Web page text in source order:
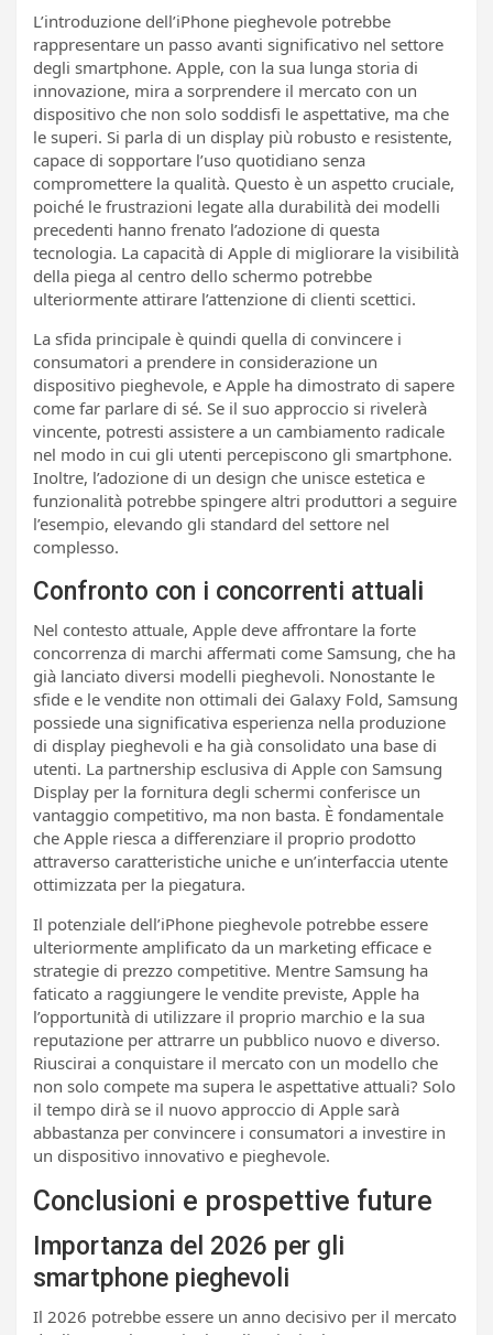
L’introduzione dell’iPhone pieghevole potrebbe
rappresentare un passo avanti significativo nel settore
degli smartphone. Apple, con la sua lunga storia di
innovazione, mira a sorprendere il mercato con un
dispositivo che non solo soddisfi le aspettative, ma che
le superi. Si parla di un display più robusto e resistente,
capace di sopportare l’uso quotidiano senza
compromettere la qualità. Questo è un aspetto cruciale,
poiché le frustrazioni legate alla durabilità dei modelli
precedenti hanno frenato l’adozione di questa
tecnologia. La capacità di Apple di migliorare la visibilità
della piega al centro dello schermo potrebbe
ulteriormente attirare l’attenzione di clienti scettici.
La sfida principale è quindi quella di convincere i
consumatori a prendere in considerazione un
dispositivo pieghevole, e Apple ha dimostrato di sapere
come far parlare di sé. Se il suo approccio si rivelerà
vincente, potresti assistere a un cambiamento radicale
nel modo in cui gli utenti percepiscono gli smartphone.
Inoltre, l’adozione di un design che unisce estetica e
funzionalità potrebbe spingere altri produttori a seguire
l’esempio, elevando gli standard del settore nel
complesso.
Confronto con i concorrenti attuali
Nel contesto attuale, Apple deve affrontare la forte
concorrenza di marchi affermati come Samsung, che ha
già lanciato diversi modelli pieghevoli. Nonostante le
sfide e le vendite non ottimali dei Galaxy Fold, Samsung
possiede una significativa esperienza nella produzione
di display pieghevoli e ha già consolidato una base di
utenti. La partnership esclusiva di Apple con Samsung
Display per la fornitura degli schermi conferisce un
vantaggio competitivo, ma non basta. È fondamentale
che Apple riesca a differenziare il proprio prodotto
attraverso caratteristiche uniche e un’interfaccia utente
ottimizzata per la piegatura.
Il potenziale dell’iPhone pieghevole potrebbe essere
ulteriormente amplificato da un marketing efficace e
strategie di prezzo competitive. Mentre Samsung ha
faticato a raggiungere le vendite previste, Apple ha
l’opportunità di utilizzare il proprio marchio e la sua
reputazione per attrarre un pubblico nuovo e diverso.
Riuscirai a conquistare il mercato con un modello che
non solo compete ma supera le aspettative attuali? Solo
il tempo dirà se il nuovo approccio di Apple sarà
abbastanza per convincere i consumatori a investire in
un dispositivo innovativo e pieghevole.
Conclusioni e prospettive future
Importanza del 2026 per gli
smartphone pieghevoli
Il 2026 potrebbe essere un anno decisivo per il mercato